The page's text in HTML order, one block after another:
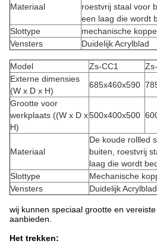
Materiaal
roestvrij staal voor
een laag die wordt
Slottype
mechanische
Vensters
Duidelijk Acrylblad
Model Zs-CC1
Externe dimensies
(W x D x H)
685x460x590
Grootte voor
werkplaats ((W x D x
H)
500x400x500
Materiaal
De koude rollled
buiten, roestvrij
laag die wordt
Slottype
Mechanische
Vensters
Duidelijk Acrylblad
wij kunnen speciaal grootte en
aanbieden.
Het trekken: